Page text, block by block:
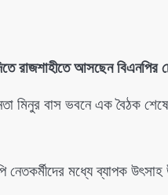
রাজশাহীতে আসছেন বিএনপির
মিনুর বাস ভবনে এক বৈঠক
মধ্যে ব্যাপক উৎসাহ